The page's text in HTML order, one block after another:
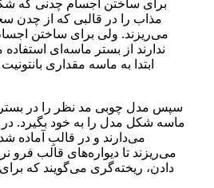
برای ساختن اجسام چدنی که
مذاب را در قالبی که از
می‌ریزند. ولی برای ساختن
ندارند از بستر ماسه‌ای
ابتدا به ماسه مقداری
سپس مدل چوبی مد نظر را در بستر
ماسه شکل مدل را به خود بگیرد. در
می‌دارند و در قالبِ آماده
می‌ریزند تا دیواره‌های قالب فرو
دادن، ریخته‌گری می‌گویند که برای